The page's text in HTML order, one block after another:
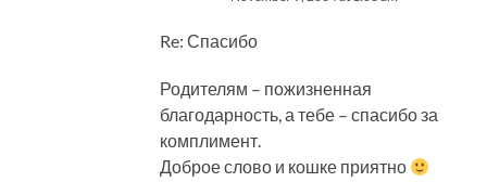
Re: Спасибо
Родителям – пожизненная
благодарность, а тебе – спасибо за
комплимент.
Доброе слово и кошке приятно